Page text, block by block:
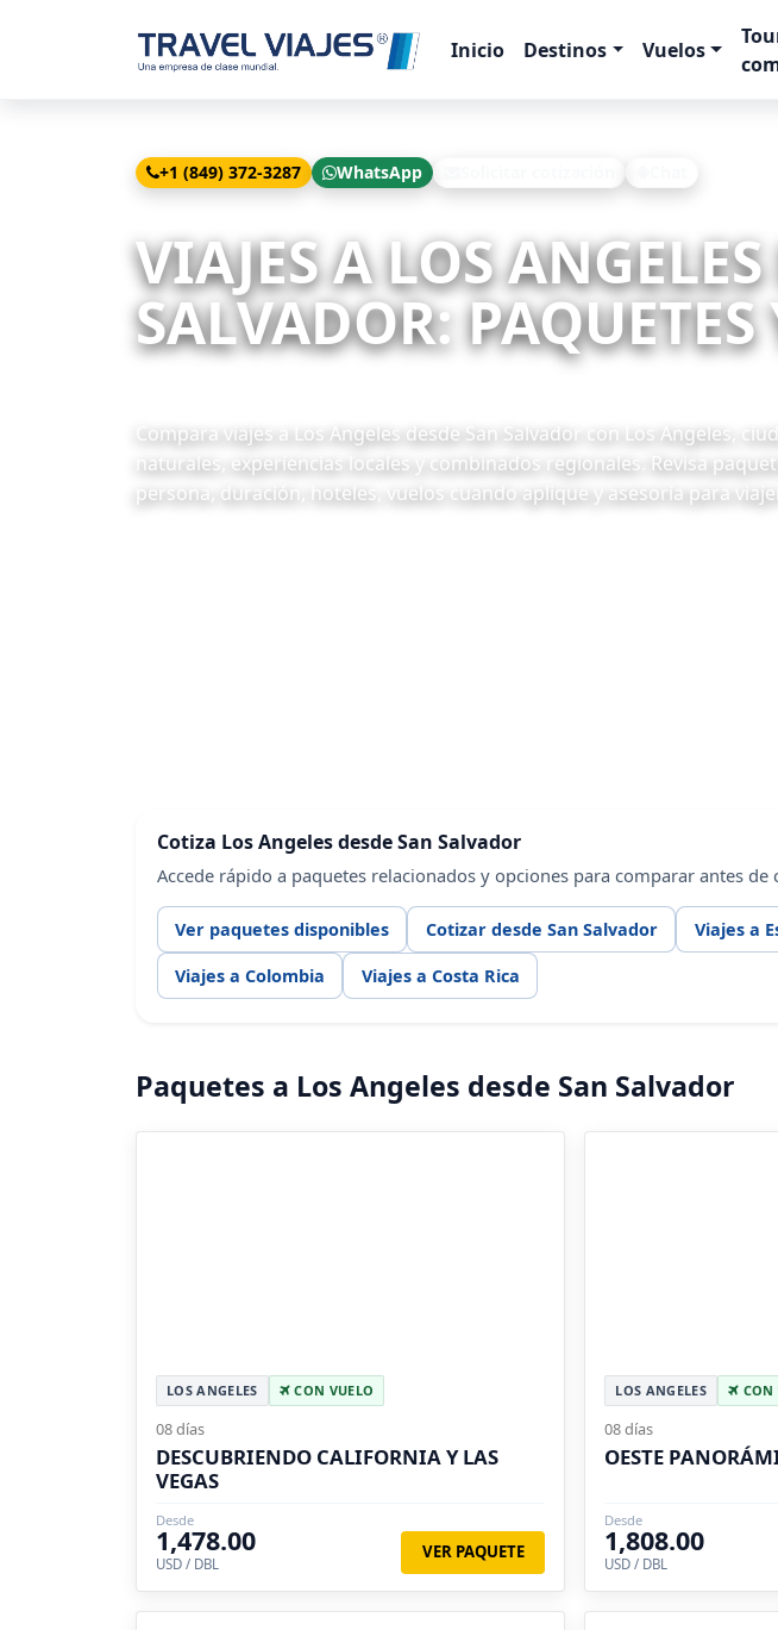
Inicio Destinos Vuelos
+1 (849) 372-3287 WhatsApp
VIAJES A LOS
SALVADOR:
Compara viajes a Los Angeles desde San Salvador con Los Angeles,
naturales, experiencias locales y combinados regionales. Revisa
persona, duración, hoteles, vuelos cuando aplique y asesoría para
Cotiza Los Angeles desde San Salvador
Accede rápido a paquetes relacionados y opciones para comparar antes de
Ver paquetes disponibles Cotizar desde San Salvador Viajes a
Viajes a Colombia Viajes a Costa Rica
Paquetes a Los Angeles desde San Salvador
LOS ANGELES CON VUELO
08 días
DESCUBRIENDO CALIFORNIA Y LAS
VEGAS
Desde
1,478.00
USD / DBL
VER PAQUETE
LOS ANGELES CON
08 días
OESTE
Desde
1,808.00
USD / DBL